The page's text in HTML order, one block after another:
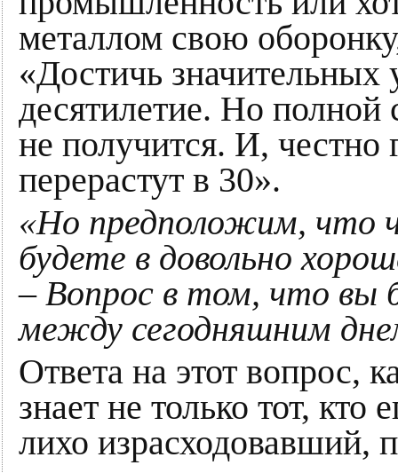
металлом свою
«Достичь значительных
десятилетие. Но полной
не получится. И, честно
перерастут в 30».
«Но предположим, что
будете в довольно
– Вопрос в том, что вы
между сегодняшним
Ответа на этот вопрос,
знает не только тот,
лихо израсходовавший,